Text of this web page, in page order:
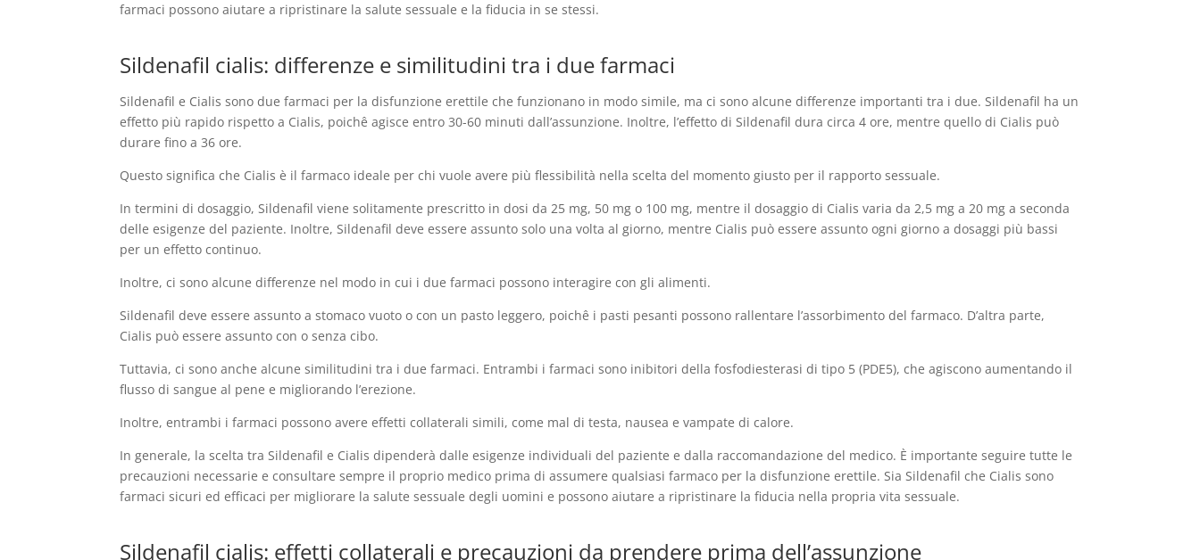
farmaci possono aiutare a ripristinare la salute sessuale e la fiducia in se stessi.
Sildenafil cialis: differenze e similitudini tra i due farmaci
Sildenafil e Cialis sono due farmaci per la disfunzione erettile che funzionano in modo simile, ma ci sono alcune differenze importanti tra i due. Sildenafil ha un
effetto più rapido rispetto a Cialis, poichê agisce entro 30-60 minuti dall’assunzione. Inoltre, l’effetto di Sildenafil dura circa 4 ore, mentre quello di Cialis può
durare fino a 36 ore.
Questo significa che Cialis è il farmaco ideale per chi vuole avere più flessibilità nella scelta del momento giusto per il rapporto sessuale.
In termini di dosaggio, Sildenafil viene solitamente prescritto in dosi da 25 mg, 50 mg o 100 mg, mentre il dosaggio di Cialis varia da 2,5 mg a 20 mg a seconda
delle esigenze del paziente. Inoltre, Sildenafil deve essere assunto solo una volta al giorno, mentre Cialis può essere assunto ogni giorno a dosaggi più bassi
per un effetto continuo.
Inoltre, ci sono alcune differenze nel modo in cui i due farmaci possono interagire con gli alimenti.
Sildenafil deve essere assunto a stomaco vuoto o con un pasto leggero, poichê i pasti pesanti possono rallentare l’assorbimento del farmaco. D’altra parte,
Cialis può essere assunto con o senza cibo.
Tuttavia, ci sono anche alcune similitudini tra i due farmaci. Entrambi i farmaci sono inibitori della fosfodiesterasi di tipo 5 (PDE5), che agiscono aumentando il
flusso di sangue al pene e migliorando l’erezione.
Inoltre, entrambi i farmaci possono avere effetti collaterali simili, come mal di testa, nausea e vampate di calore.
In generale, la scelta tra Sildenafil e Cialis dipenderà dalle esigenze individuali del paziente e dalla raccomandazione del medico. È importante seguire tutte le
precauzioni necessarie e consultare sempre il proprio medico prima di assumere qualsiasi farmaco per la disfunzione erettile. Sia Sildenafil che Cialis sono
farmaci sicuri ed efficaci per migliorare la salute sessuale degli uomini e possono aiutare a ripristinare la fiducia nella propria vita sessuale.
Sildenafil cialis: effetti collaterali e precauzioni da prendere prima dell’assunzione